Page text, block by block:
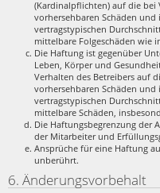
(Kardinalpflichten) auf die bei
vorhersehbaren Schäden
vertragstypischen
mittelbare Folgeschäden wie
Die Haftung ist gegenüber
Leben, Körper und
Verhalten des Betreibers auf
vorhersehbaren Schäden
vertragstypischen
mittelbare Schäden,
Die Haftungsbegrenzung der
der Mitarbeiter und
Ansprüche für eine Haftung
unberührt.
6. Änderungsvorbehalt